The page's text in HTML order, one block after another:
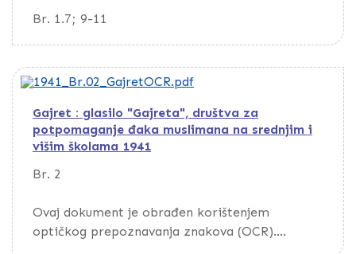
Br. 1.7; 9-11
Gajret : glasilo "Gajreta", društva za
potpomaganje đaka muslimana na srednjim i
višim školama 1941
Br. 2
Ovaj dokument je obrađen korištenjem
optičkog prepoznavanja znakova (OCR).